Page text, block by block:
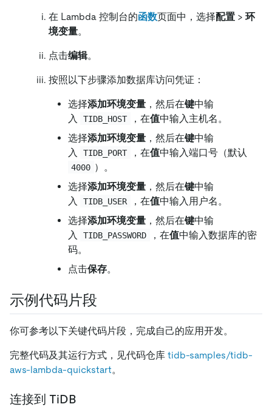
在 Lambda 控制台的函数页面中，选择配置 > 环
境变量。
点击编辑。
按照以下步骤添加数据库访问凭证：
选择添加环境变量 ，然后在键中输
入
TIDB_HOST ，在值中输入主机名。
选择添加环境变量 ，然后在键中输
入
TIDB_PORT ，在值中输入端口号（默认
4000 ）。
选择添加环境变量 ，然后在键中输
入
TIDB_USER ，在值中输入用户名。
选择添加环境变量 ，然后在键中输
入
TIDB_PASSWORD ，在值中输入数据库的密
码。
点击保存。
示例代码片段
你可参考以下关键代码片段，完成自己的应用开发。
完整代码及其运行方式，见代码仓库 tidb-samples/tidb-
aws-lambda-quickstart。
连接到 TiDB